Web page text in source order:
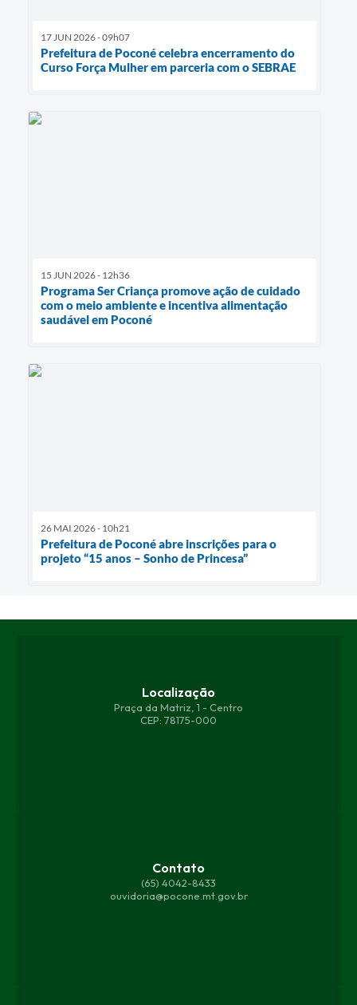
17 JUN 2026 - 09h07
Prefeitura de Poconé celebra encerramento do
Curso Força Mulher em parceria com o SEBRAE
15 JUN 2026 - 12h36
Programa Ser Criança promove ação de cuidado
com o meio ambiente e incentiva alimentação
saudável em Poconé
26 MAI 2026 - 10h21
Prefeitura de Poconé abre inscrições para o
projeto “15 anos – Sonho de Princesa”
Localização
Praça da Matriz, 1 - Centro
CEP: 78175-000
Contato
(65) 4042-8433
ouvidoria@pocone.mt.gov.br